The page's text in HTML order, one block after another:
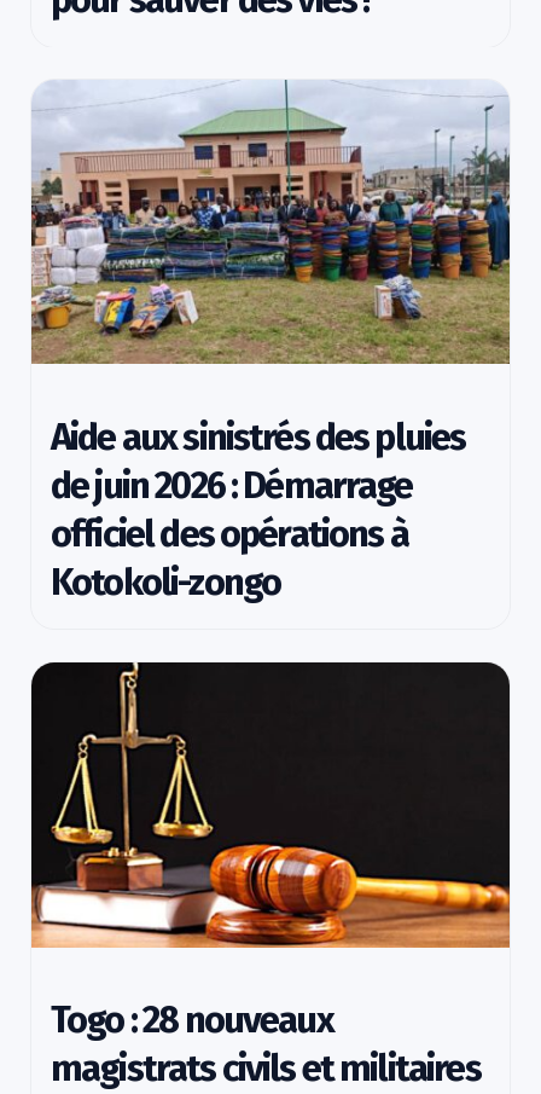
Aide aux sinistrés des pluies
de juin 2026 : Démarrage
officiel des opérations à
Kotokoli-zongo
Togo : 28 nouveaux
magistrats civils et militaires